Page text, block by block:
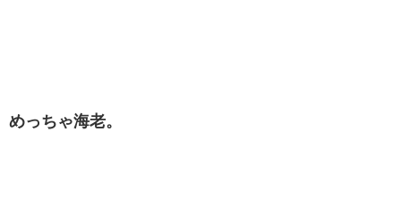
めっちゃ海老。